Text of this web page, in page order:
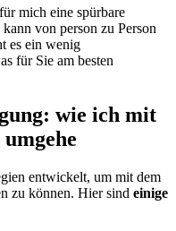
mich‌ eine spürbare
von person zu Person
es ein wenig
für Sie am besten
‍wie ich mit
entwickelt, um mit dem
zu ‌können. Hier sind einige